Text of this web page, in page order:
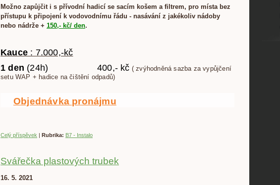
Možno zapůjčit i s přívodní hadicí se sacím košem a filtrem, pro místa bez
přístupu k připojení k vodovodnímu řádu - nasávání z jakékoliv nádoby
nebo nádrže + 150,- kč/ den.
Kauce : 7.000,-kč
1 den (24h) 400,- kč ( zvýhodněná sazba za vypůjčení
setu WAP + hadice na čištění odpadů)
Objednávka pronájmu
Celý příspěvek Rubrika: B7 - Instalo
Svářečka plastových trubek
16. 5. 2021